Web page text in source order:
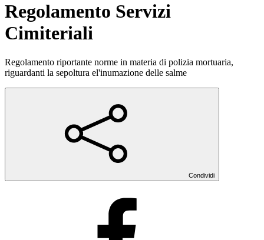
Regolamento Servizi
Cimiteriali
Regolamento riportante norme in materia di polizia mortuaria,
riguardanti la sepoltura el'inumazione delle salme
Condividi